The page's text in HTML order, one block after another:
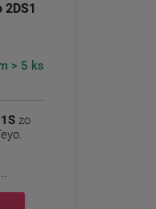
> 5 ks
zo